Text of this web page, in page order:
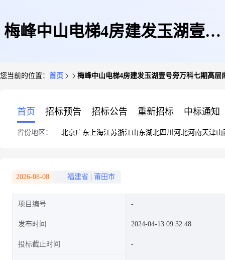
梅峰中山电梯4房建发玉湖壹号
您当前的位置： 首页 梅峰中山电梯4房建发玉湖壹号旁万科七期高层
首页 招标预告 招标公告 重新招标 中标通知
省份地区： 北京广东 上海江苏浙江山东湖北四川 河北河南天津山
2026-08-08 福建省 莆田市
项目编号
发布时间 2024-04-13 09:32:48
投标截止时间